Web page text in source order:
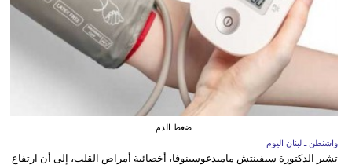
ضغط الدم
واشنطن ـ لبنان اليوم
تشير الدكتورة سيفينتش ماميدغوسينوفا، أخصائية أمراض القلب، إلى أن ارتفاع